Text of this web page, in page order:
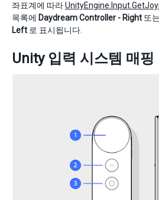
좌표계에 따라
목록에 Daydream Controller - Right 또는
Left 로 표시됩니다.
Unity 입력 시스템 매핑